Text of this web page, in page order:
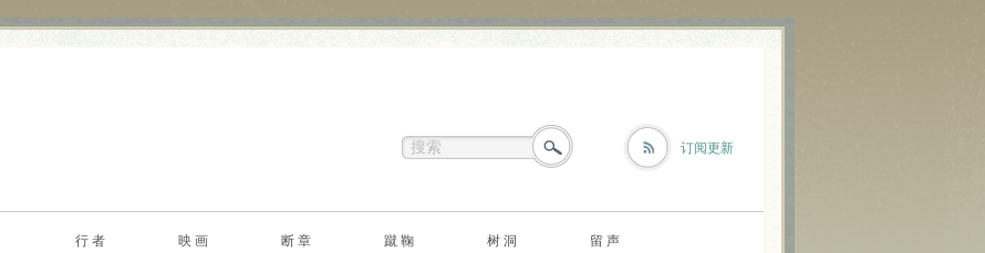
订阅更新
行 者 映 画 断 章 蹴 鞠 树 洞 留 声